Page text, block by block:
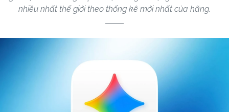
nhiều nhất thế giới theo thống kê mới nhất của hãng.